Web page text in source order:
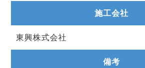
施工会社
東興株式会社
備考